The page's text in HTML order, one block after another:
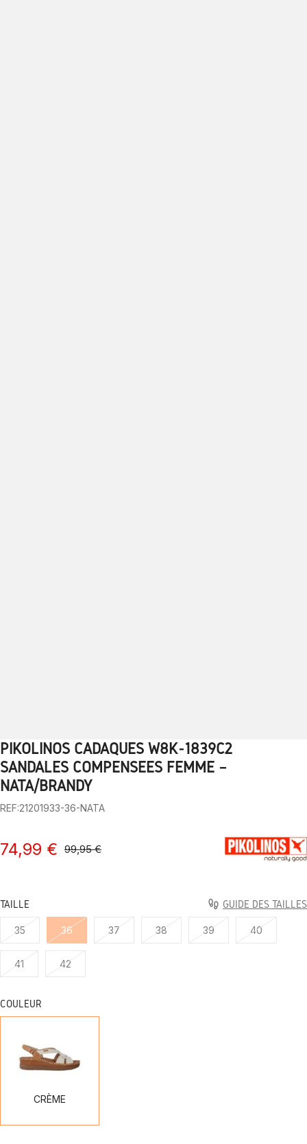
1 2 3 4 5 6 7 8
PIKOLINOS CADAQUÉS W8K-1839C2
SANDALES COMPENSÉES FEMME –
NATA/BRANDY
REF:21201933-36-NATA
74,99 € 99,95 €
TAILLE GUIDE DES TAILLES
35 36 37 38 39 40
41 42
COULEUR
CRÈME